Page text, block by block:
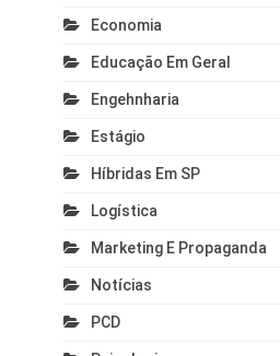
Economia
Educação Em Geral
Engehnharia
Estágio
Híbridas Em SP
Logística
Marketing E Propaganda
Notícias
PCD